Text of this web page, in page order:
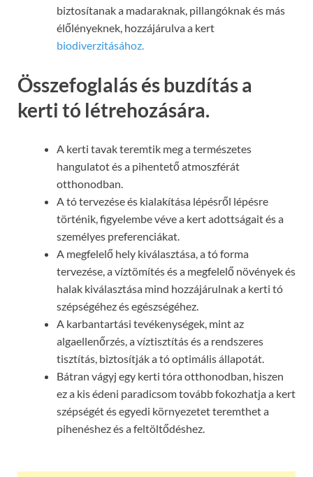
biztosítanak a madaraknak, pillangóknak és más
élőlényeknek, hozzájárulva a kert
biodiverzitásához.
Összefoglalás és buzdítás a
kerti tó létrehozására.
A kerti tavak teremtik meg a természetes
hangulatot és a pihentető atmoszférát
otthonodban.
A tó tervezése és kialakítása lépésről lépésre
történik, figyelembe véve a kert adottságait és a
személyes preferenciákat.
A megfelelő hely kiválasztása, a tó forma
tervezése, a víztömítés és a megfelelő növények és
halak kiválasztása mind hozzájárulnak a kerti tó
szépségéhez és egészségéhez.
A karbantartási tevékenységek, mint az
algaellenőrzés, a víztisztítás és a rendszeres
tisztítás, biztosítják a tó optimális állapotát.
Bátran vágyj egy kerti tóra otthonodban, hiszen
ez a kis édeni paradicsom tovább fokozhatja a kert
szépségét és egyedi környezetet teremthet a
pihenéshez és a feltöltődéshez.